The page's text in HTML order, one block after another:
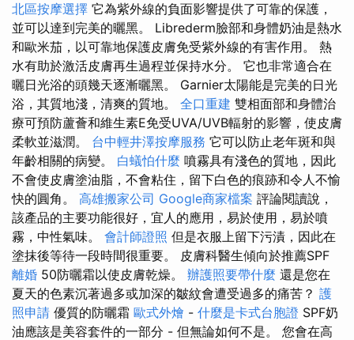
北區按摩選擇 它為紫外線的負面影響提供了可靠的保護，
並可以達到完美的曬黑。 Librederm臉部和身體奶油是熱水
和歐米茄，以可靠地保護皮膚免受紫外線的有害作用。 熱
水有助於激活皮膚再生過程並保持水分。 它也非常適合在
曬日光浴的頭幾天逐漸曬黑。 Garnier太陽能是完美的日光
浴，其質地淺，清爽的質地。 全口重建 雙相面部和身體治
療可預防蘆薈和維生素E免受UVA/UVB輻射的影響，使皮膚
柔軟並滋潤。 台中輕井澤按摩服務 它可以防止老年斑和與
年齡相關的病變。 白蟻怕什麼 噴霧具有淺色的質地，因此
不會使皮膚塗油脂，不會粘住，留下白色的痕跡和令人不愉
快的圓角。 高雄搬家公司 Google商家檔案 評論閱讀說，
該產品的主要功能很好，宜人的應用，易於使用，易於噴
霧，中性氣味。 會計師證照 但是衣服上留下污漬，因此在
塗抹後等待一段時間很重要。 皮膚科醫生傾向於推薦SPF
離婚 50防曬霜以使皮膚乾燥。 辦護照要帶什麼 還是您在
夏天的色素沉著過多或加深的皺紋會遭受過多的痛苦？ 護
照申請 優質的防曬霜 歐式外燴 - 什麼是卡式台胞證 SPF奶
油應該是美容套件的一部分 - 但無論如何不是。 您會在高